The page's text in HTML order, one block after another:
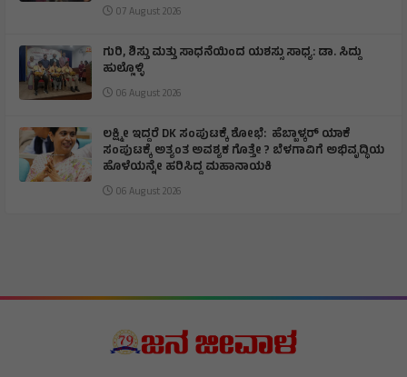
07 August 2026
ಗುರಿ, ಶಿಸ್ತು ಮತ್ತು ಸಾಧನೆಯಿಂದ ಯಶಸ್ಸು ಸಾಧ್ಯ: ಡಾ. ಸಿದ್ದು
ಹುಲ್ಲೊಳ್ಳಿ
06 August 2026
ಲಕ್ಷ್ಮೀ ಇದ್ದರೆ DK ಸಂಪುಟಕ್ಕೆ ಶೋಭೆ: ಹೆಬ್ಬಾಳ್ಕರ್ ಯಾಕೆ
ಸಂಪುಟಕ್ಕೆ ಅತ್ಯಂತ ಅವಶ್ಯಕ ಗೊತ್ತೇ ? ಬೆಳಗಾವಿಗೆ ಅಭಿವೃದ್ಧಿಯ
ಹೊಳೆಯನ್ನೇ ಹರಿಸಿದ್ದ ಮಹಾನಾಯಕಿ
06 August 2026